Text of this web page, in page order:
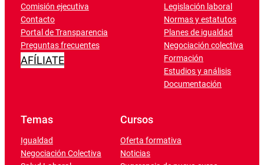
Comisión ejecutiva
Contacto
Portal de Transparencia
Preguntas frecuentes
AFÍLIATE
Legislación laboral
Normas y estatutos
Planes de igualdad
Negociación colectiva
Formación
Estudios y análisis
Documentación
Temas
Igualdad
Negociación Colectiva
Cursos
Oferta formativa
Noticias